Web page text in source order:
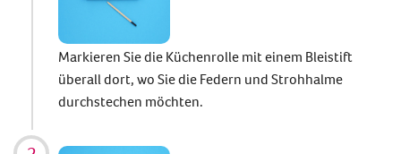
Markieren Sie die Küchenrolle mit einem Bleistift
überall dort, wo Sie die Federn und Strohhalme
durchstechen möchten.